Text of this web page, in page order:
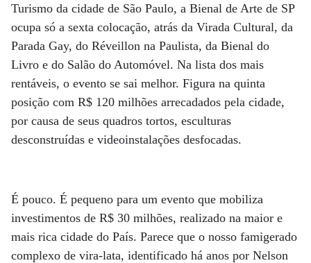
Turismo da cidade de São Paulo, a Bienal de Arte de SP
ocupa só a sexta colocação, atrás da Virada Cultural, da
Parada Gay, do Réveillon na Paulista, da Bienal do
Livro e do Salão do Automóvel. Na lista dos mais
rentáveis, o evento se sai melhor. Figura na quinta
posição com R$ 120 milhões arrecadados pela cidade,
por causa de seus quadros tortos, esculturas
desconstruídas e videoinstalações desfocadas.
É pouco. É pequeno para um evento que mobiliza
investimentos de R$ 30 milhões, realizado na maior e
mais rica cidade do País. Parece que o nosso famigerado
complexo de vira-lata, identificado há anos por Nelson